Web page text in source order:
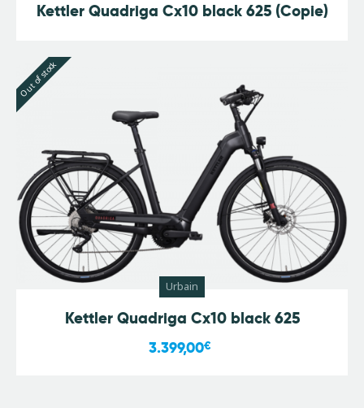
Kettler Quadriga Cx10 black 625 (Copie)
Out of stock
Urbain
Kettler Quadriga Cx10 black 625
3.399,00€